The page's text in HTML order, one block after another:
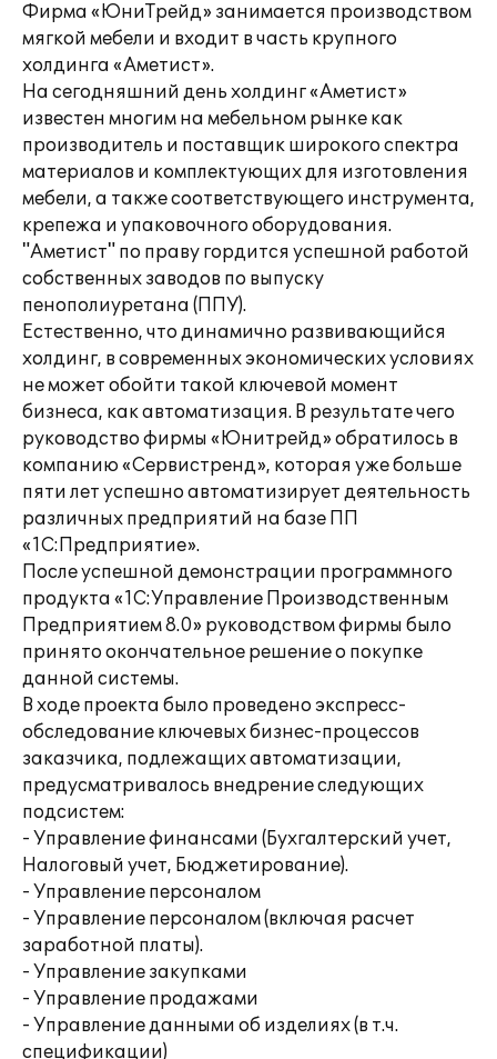
Фирма «ЮниТрейд» занимается производством
мягкой мебели и входит в часть крупного
холдинга «Аметист».
На сегодняшний день холдинг «Аметист»
известен многим на мебельном рынке как
производитель и поставщик широкого спектра
материалов и комплектующих для изготовления
мебели, а также соответствующего инструмента,
крепежа и упаковочного оборудования.
"Аметист" по праву гордится успешной работой
собственных заводов по выпуску
пенополиуретана (ППУ).
Естественно, что динамично развивающийся
холдинг, в современных экономических условиях
не может обойти такой ключевой момент
бизнеса, как автоматизация. В результате чего
руководство фирмы «Юнитрейд» обратилось в
компанию «Сервистренд», которая уже больше
пяти лет успешно автоматизирует деятельность
различных предприятий на базе ПП
«1С:Предприятие».
После успешной демонстрации программного
продукта «1С:Управление Производственным
Предприятием 8.0» руководством фирмы было
принято окончательное решение о покупке
данной системы.
В ходе проекта было проведено экспресс-
обследование ключевых бизнес-процессов
заказчика, подлежащих автоматизации,
предусматривалось внедрение следующих
подсистем:
- Управление финансами (Бухгалтерский учет,
Налоговый учет, Бюджетирование).
- Управление персоналом
- Управление персоналом (включая расчет
заработной платы).
- Управление закупками
- Управление продажами
- Управление данными об изделиях (в т.ч.
спецификации)